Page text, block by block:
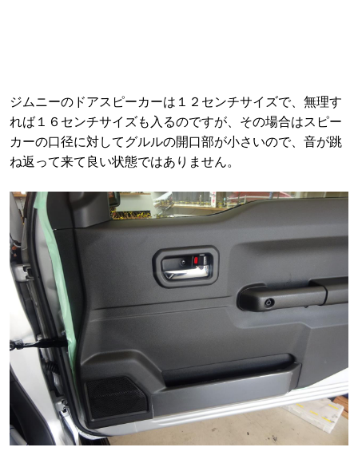
ジムニーのドアスピーカーは１２センチサイズで、無理す
れば１６センチサイズも入るのですが、その場合はスピー
カーの口径に対してグルルの開口部が小さいので、音が跳
ね返って来て良い状態ではありません。